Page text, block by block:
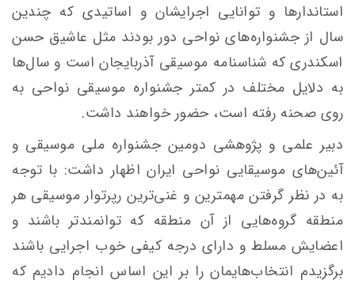
استاندارها و توانایی اجرایشان و اساتیدی که چندین
سال از جشنواره‌های نواحی دور بودند مثل عاشیق حسن
اسکندری که شناسنامه موسیقی آذربایجان است و سال‌ها
به دلایل مختلف در کمتر جشنواره موسیقی نواحی به
روی صحنه رفته است، حضور خواهند داشت.
دبیر علمی و پژوهشی دومین جشنواره ملی موسیقی و
آئین‌های موسیقایی نواحی ایران اظهار داشت: با توجه
به در نظر گرفتن مهمترین و غنی‌ترین رپرتوار موسیقی هر
منطقه گروه‌هایی از آن منطقه که توانمندتر باشند و
اعضایش مسلط و دارای درجه کیفی خوب اجرایی باشند
برگزیدم انتخاب‌هایمان را بر این اساس انجام دادیم که